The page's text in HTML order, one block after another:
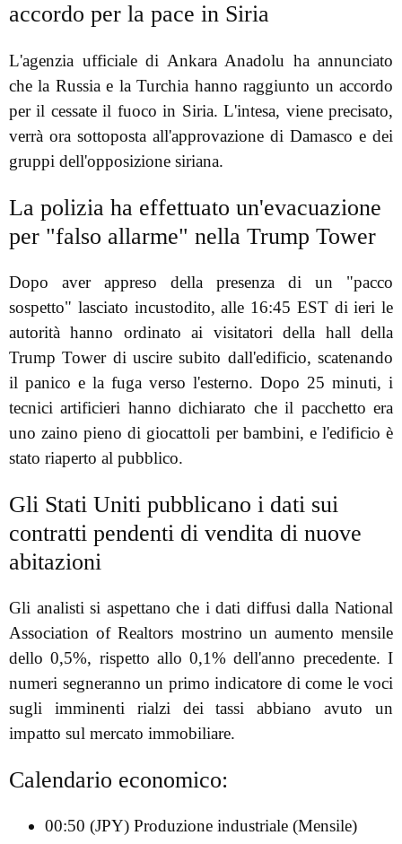
accordo per la pace in Siria
L'agenzia ufficiale di Ankara Anadolu ha annunciato
che la Russia e la Turchia hanno raggiunto un accordo
per il cessate il fuoco in Siria. L'intesa, viene precisato,
verrà ora sottoposta all'approvazione di Damasco e dei
gruppi dell'opposizione siriana.
La polizia ha effettuato un'evacuazione
per "falso allarme" nella Trump Tower
Dopo aver appreso della presenza di un "pacco
sospetto" lasciato incustodito, alle 16:45 EST di ieri le
autorità hanno ordinato ai visitatori della hall della
Trump Tower di uscire subito dall'edificio, scatenando
il panico e la fuga verso l'esterno. Dopo 25 minuti, i
tecnici artificieri hanno dichiarato che il pacchetto era
uno zaino pieno di giocattoli per bambini, e l'edificio è
stato riaperto al pubblico.
Gli Stati Uniti pubblicano i dati sui
contratti pendenti di vendita di nuove
abitazioni
Gli analisti si aspettano che i dati diffusi dalla National
Association of Realtors mostrino un aumento mensile
dello 0,5%, rispetto allo 0,1% dell'anno precedente. I
numeri segneranno un primo indicatore di come le voci
sugli imminenti rialzi dei tassi abbiano avuto un
impatto sul mercato immobiliare.
Calendario economico:
00:50 (JPY) Produzione industriale (Mensile)